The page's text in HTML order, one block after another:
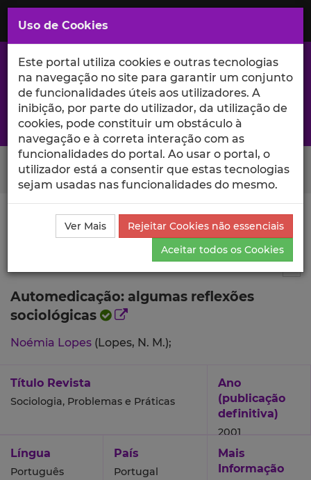
Saltar
para
Conteúdo
Principal
A excelência da investigação e ciência no Iscte
Search Button
Ciência_Iscte Publicações
Descrição Detalhada da
Publicação
Automedicação: algumas reflexões
sociológicas
Noémia Lopes (Lopes, N. M.);
Título Revista
Sociologia, Problemas e Práticas
Ano
(publicação
definitiva)
2001
Língua
Português
País
Portugal
Mais
Informação
Uso de Cookies
Este portal utiliza cookies e outras tecnologias
na navegação no site para garantir um conjunto
de funcionalidades úteis aos utilizadores. A
inibição, por parte do utilizador, da utilização de
cookies, pode constituir um obstáculo à
navegação e à correta interação com as
funcionalidades do portal. Ao usar o portal, o
utilizador está a consentir que estas tecnologias
sejam usadas nas funcionalidades do mesmo.
Ver Mais
Rejeitar Cookies não essenciais
Aceitar todos os Cookies